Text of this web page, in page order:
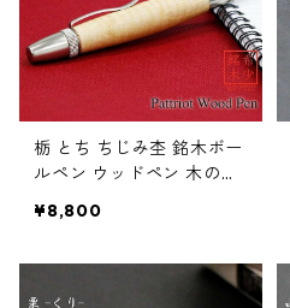
栃 とち ちじみ杢 銘木ボー
ルペン ウッドペン 木のボ
SP15302
¥8,800